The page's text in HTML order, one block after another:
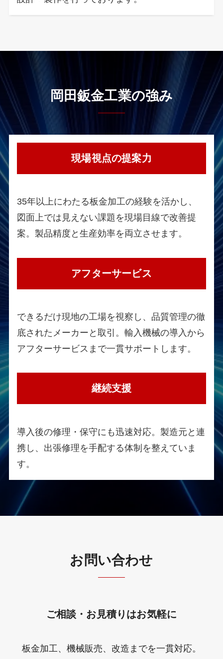
岡田鈑金工業の強み
現場視点の提案力
35年以上にわたる板金加工の経験を活かし、
図面上では見えない課題を現場目線で改善提
案。製品精度と生産効率を両立させます。
アフターサービス
できるだけ現地の工場を視察し、品質管理の徹
底されたメーカーと取引。輸入機械の導入から
アフターサービスまで一貫サポートします。
継続支援
導入後の修理・保守にも迅速対応。製造元と連
携し、出張修理を手配する体制を整えていま
す。
お問い合わせ
ご相談・お見積りはお気軽に
板金加工、機械販売、改造までを一貫対応。